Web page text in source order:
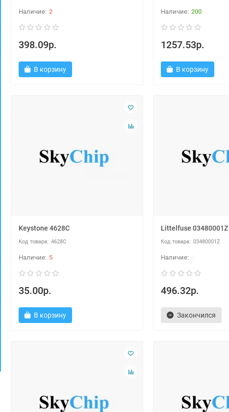
2
398.09р.
В корзину
200
1257.53р.
В корзину
Keystone 4628C
4628C
5
35.00р.
В корзину
Littelfuse 03480001Z
03480001Z
496.32р.
Закончился